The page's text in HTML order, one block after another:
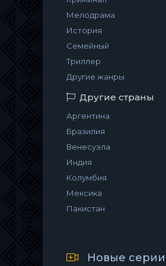
Мелодрама
История
Семейный
Триллер
Другие жанры
Другие страны
Аргентина
Бразилия
Венесуэла
Индия
Колумбия
Мексика
Пакистан
Новые серии